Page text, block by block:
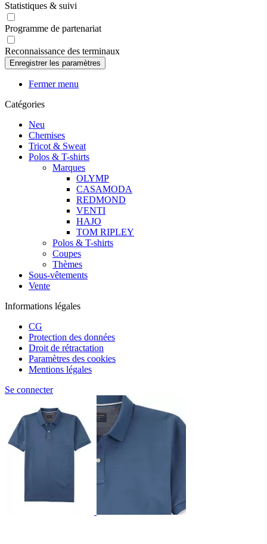
Statistiques & suivi
Programme de partenariat
Reconnaissance des terminaux
Fermer menu
Catégories
Neu
Chemises
Tricot & Sweat
Polos & T-shirts
Marques
OLYMP
CASAMODA
REDMOND
VENTI
HAJO
TOM RIPLEY
Polos & T-shirts
Coupes
Thèmes
Sous-vêtements
Vente
Informations légales
CG
Protection des données
Droit de rétractation
Paramètres des cookies
Mentions légales
Se connecter